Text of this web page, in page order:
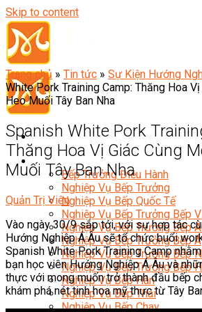
Skip to content
Đầu Bếp
Bếp Trưởng Điều Hành
Nghiệp Vụ Bếp Trưởng
Nghiệp Vụ Bếp Quốc Tế
Nghiệp Vụ Bếp Trưởng Bếp
Nghiệp Vụ Bếp Trưởng Bếp
Nghiệp Vụ Bếp Trưởng Bếp Á
Nghiệp Vụ Bếp Trưởng Bếp
Nghiệp Vụ Bếp Trưởng Bếp
Nghiệp Vụ Bếp Hàn
Nghiệp Vụ Bếp Thái
Nghiệp Vụ Bếp Chay
Trang chủ » Tin tức » Sự Kiện Hướng
White Pork Training Camp: Thăng Hoa
Heo Muối Tây Ban Nha
Spanish White Pork
Thăng Hoa Vị Giác Cùng
Muối Tây Ban Nha
Quản Trị Viên
Vào ngày 30/9 sắp tới, với sự hợp tác
Hướng Nghiệp Á Âu sẽ tổ chức buổi
Spanish White Pork Training Camp
bạn học viên Hướng Nghiệp Á Âu và
thực với mong muốn trở thành đầu bếp
khám phá nét tinh hoa mỹ thực từ Tây